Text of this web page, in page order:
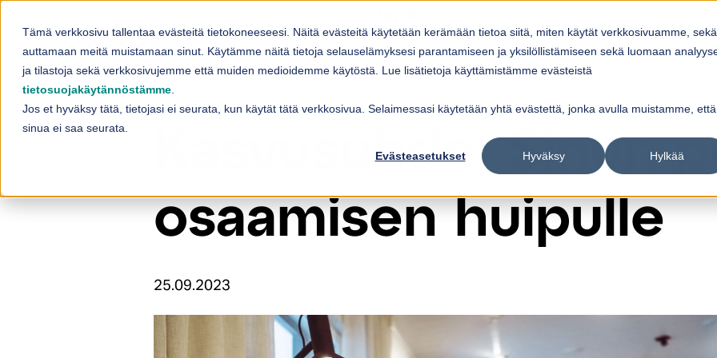
Tämä verkkosivu tallentaa evästeitä tietokoneeseesi. Näitä evästeitä käytetään kerämään tietoa siitä, miten käytät verkkosivuamme, sekä
auttamaan meitä muistamaan sinut. Käytämme näitä tietoja selauselämyksesi parantamiseen ja yksilöllistämiseen sekä luomaan
ja tilastoja sekä verkkosivujemme että muiden medioidemme käytöstä. Lue lisätietoja käyttämistämme evästeistä
tietosuojakäytännöstämme
Jos et hyväksy tätä, tietojasi ei seurata, kun käytät tätä verkkosivua. Selaimessasi käytetään yhtä evästettä, jonka avulla muistamme, että
sinua ei saa seurata.
Evästeasetukset Hyväksy Hylkää
Palvelut Show submenu forPalvelut
RatkaisutShow submenu forRatkaisut
Referenssit Ajankohtaista
Kasvusuhde: Sinun
osaamisen huipulle
25.09.2023